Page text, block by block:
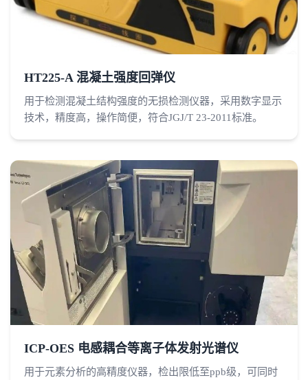
HT225-A 混凝土强度回弹仪
用于检测混凝土结构强度的无损检测仪器，采用数字显示
技术，精度高，操作简便，符合JGJ/T 23-2011标准。
ICP-OES 电感耦合等离子体发射光谱仪
用于元素分析的高精度仪器，检出限低至ppb级，可同时